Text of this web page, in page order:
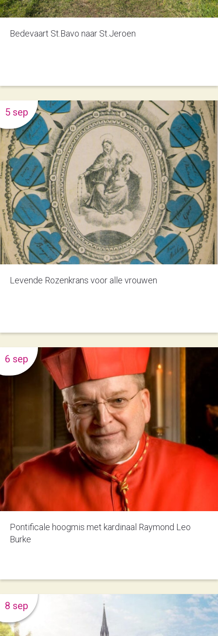
Bedevaart St.Bavo naar St.Jeroen
Levende Rozenkrans voor alle vrouwen
5 sep
Pontificale hoogmis met kardinaal Raymond Leo
Burke
6 sep
8 sep